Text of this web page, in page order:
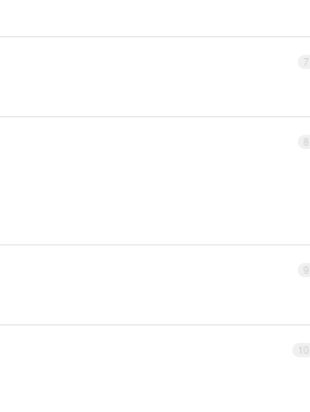
7
8
9
10